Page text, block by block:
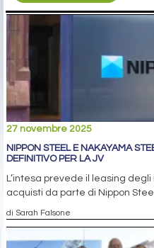
27 novembre 2025
NIPPON STEEL E NAKAYAMA
DEFINITIVO PER LA JV
L’intesa prevede il leasing
acquisti da parte di Nippon Steel
di Sarah Falsone